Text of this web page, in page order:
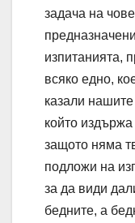
задача на
изпитанията,
всяко едно,
казали
който издържа
защото няма
подложи на
за да види
бедните, а